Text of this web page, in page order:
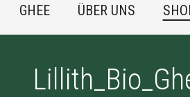
GHEE ÜBER UNS